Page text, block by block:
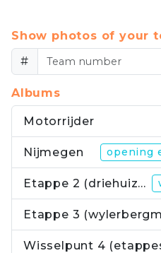
Show photos of your
#
Albums
Motorrijder
Nijmegen opening
Etappe 2 (driehuizerweg
Etappe 3
Wisselpunt 4